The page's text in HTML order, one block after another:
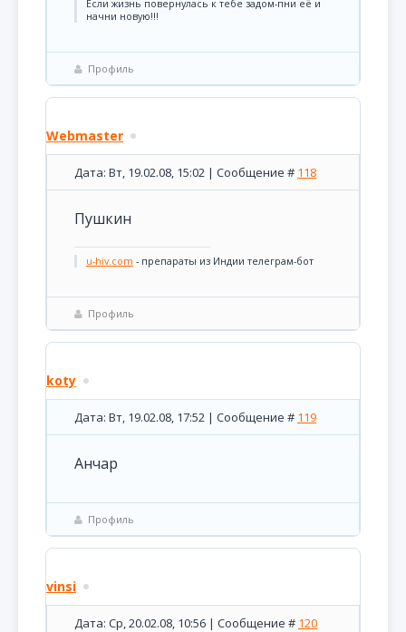
Если жизнь повернулась к тебе задом-пни её и
начни новую!!!
Профиль
Webmaster
Дата: Вт, 19.02.08, 15:02 | Сообщение # 118
Пушкин
u-hiv.com - препараты из Индии телеграм-бот
Профиль
koty
Дата: Вт, 19.02.08, 17:52 | Сообщение # 119
Анчар
Профиль
vinsi
Дата: Ср, 20.02.08, 10:56 | Сообщение # 120